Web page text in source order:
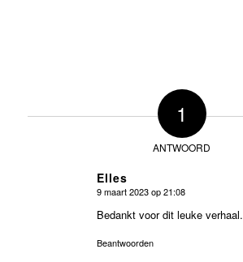
1
ANTWOORD
Elles
zegt:
9 maart 2023 op 21:08
Bedankt voor dit leuke verhaal.
Beantwoorden